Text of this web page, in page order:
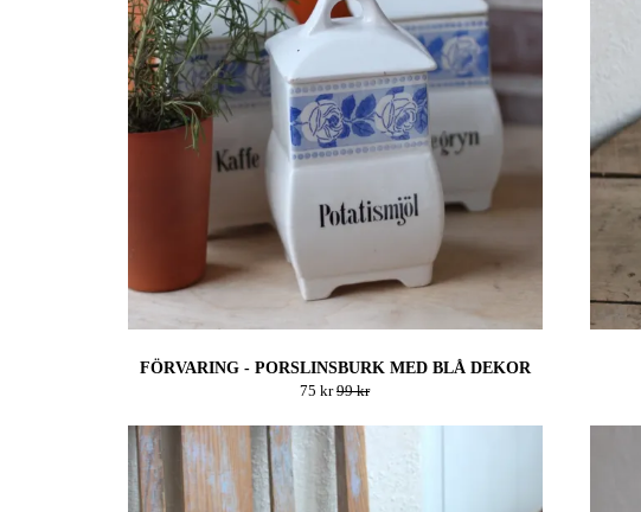
FÖRVARING - PORSLINSBURK MED BLÅ DEKOR
75 kr99 kr